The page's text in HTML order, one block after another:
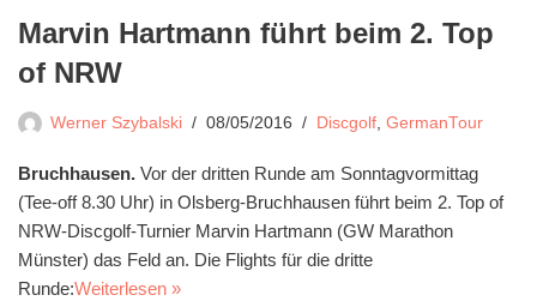
Marvin Hartmann führt beim 2. Top
of NRW
Werner Szybalski 08/05/2016 Discgolf, GermanTour
Bruchhausen. Vor der dritten Runde am Sonntagvormittag
(Tee-off 8.30 Uhr) in Olsberg-Bruchhausen führt beim 2. Top of
NRW-Discgolf-Turnier Marvin Hartmann (GW Marathon
Münster) das Feld an. Die Flights für die dritte
Runde:Weiterlesen »